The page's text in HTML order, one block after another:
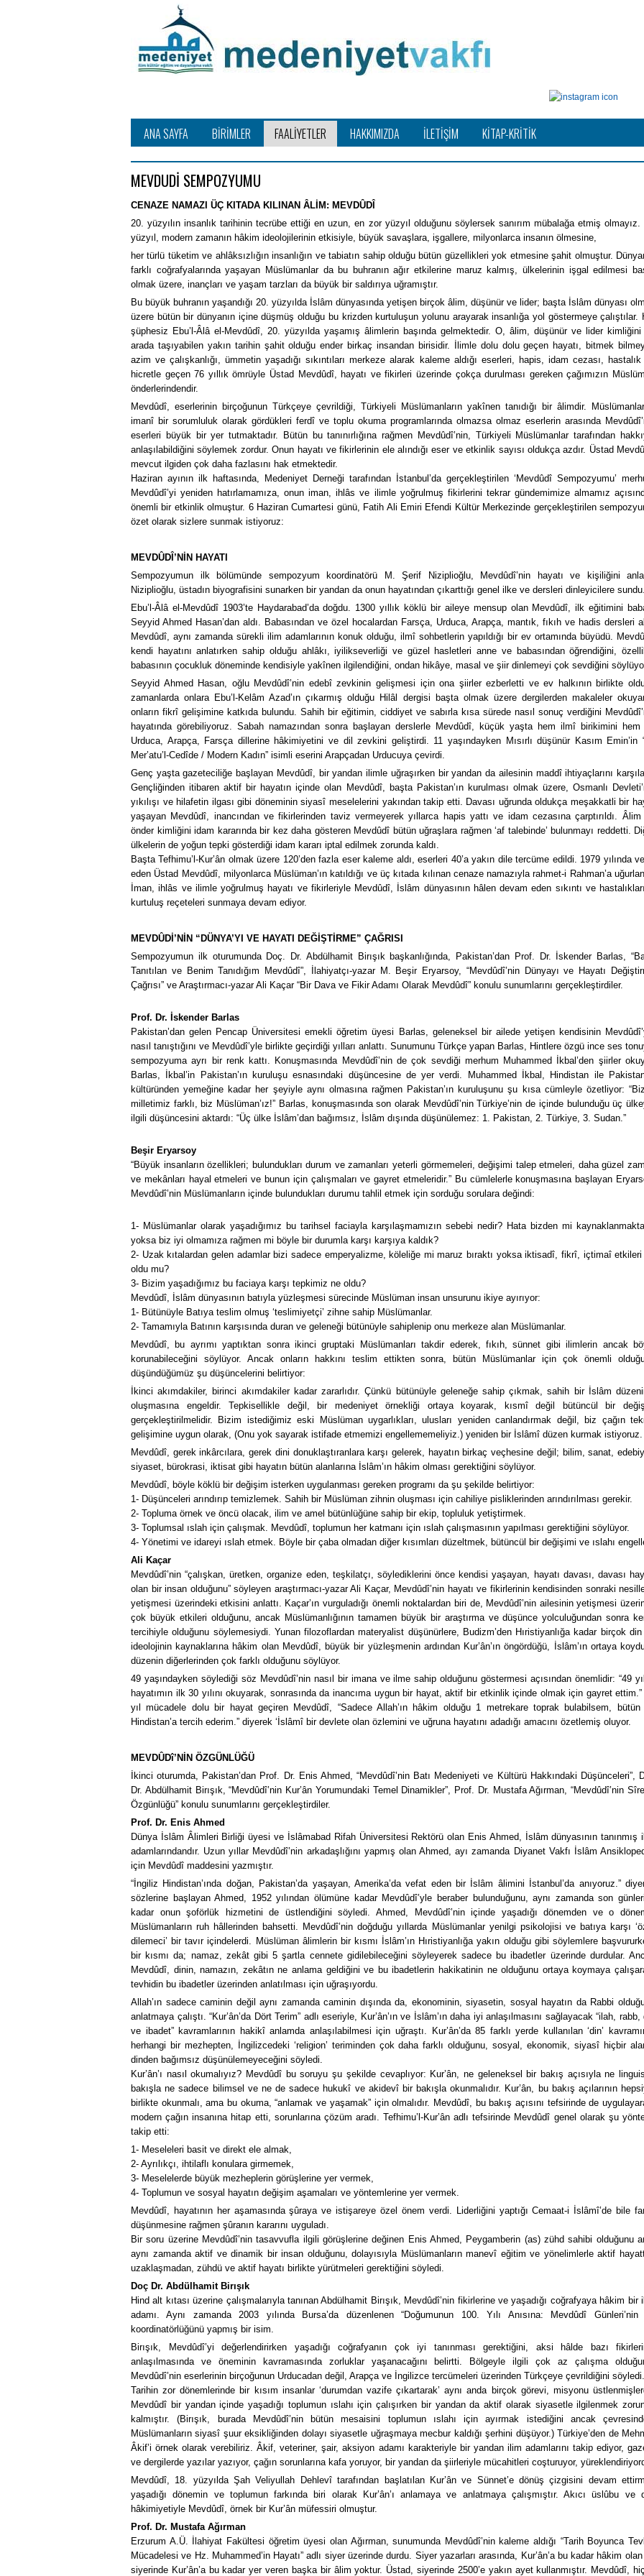
ANA SAYFA BİRİMLER FAALİYETLER HAKKIMIZDA İLETİŞİM KİTAP-KRİTİK
MEVDUDİ SEMPOZYUMU
CENAZE NAMAZI ÜÇ KITADA KILINAN ÂLİM: MEVDÛDÎ
20. yüzyılın insanlık tarihinin tecrübe ettiği en uzun, en zor yüzyıl olduğunu söylersek sanırım mübalağa etmiş olmayız.
yüzyıl, modern zamanın hâkim ideolojilerinin etkisiyle, büyük savaşlara, işgallere, milyonlarca insanın ölmesine,
her türlü tüketim ve ahlâksızlığın insanlığın ve tabiatın sahip olduğu bütün güzellikleri yok etmesine şahit olmuştur.
farklı coğrafyalarında yaşayan Müslümanlar da bu buhranın ağır etkilerine maruz kalmış, ülkelerinin işgal edilmesi
olmak üzere, inançları ve yaşam tarzları da büyük bir saldırıya uğramıştır.
Bu büyük buhranın yaşandığı 20. yüzyılda İslâm dünyasında yetişen birçok âlim, düşünür ve lider; başta İslâm dünyası
üzere bütün bir dünyanın içine düşmüş olduğu bu krizden kurtuluşun yolunu arayarak insanlığa yol göstermeye çalıştılar.
şüphesiz Ebu’l-Âlâ el-Mevdûdî, 20. yüzyılda yaşamış âlimlerin başında gelmektedir. O, âlim, düşünür ve lider kimliğini
arada taşıyabilen yakın tarihin şahit olduğu ender birkaç insandan birisidir. İlimle dolu dolu geçen hayatı, bitmek
azim ve çalışkanlığı, ümmetin yaşadığı sıkıntıları merkeze alarak kaleme aldığı eserleri, hapis, idam cezası,
hicretle geçen 76 yıllık ömrüyle Üstad Mevdûdî, hayatı ve fikirleri üzerinde çokça durulması gereken çağımızın
önderlerindendir.
Mevdûdî, eserlerinin birçoğunun Türkçeye çevrildiği, Türkiyeli Müslümanların yakînen tanıdığı bir âlimdir.
imanî bir sorumluluk olarak gördükleri ferdî ve toplu okuma programlarında olmazsa olmaz eserlerin arasında
eserleri büyük bir yer tutmaktadır. Bütün bu tanınırlığına rağmen Mevdûdî’nin, Türkiyeli Müslümanlar tarafından
anlaşılabildiğini söylemek zordur. Onun hayatı ve fikirlerinin ele alındığı eser ve etkinlik sayısı oldukça azdır. Üstad
mevcut ilgiden çok daha fazlasını hak etmektedir.
Haziran ayının ilk haftasında, Medeniyet Derneği tarafından İstanbul’da gerçekleştirilen ‘Mevdûdî Sempozyumu’
Mevdûdî’yi yeniden hatırlamamıza, onun iman, ihlâs ve ilimle yoğrulmuş fikirlerini tekrar gündemimize almamız
önemli bir etkinlik olmuştur. 6 Haziran Cumartesi günü, Fatih Ali Emiri Efendi Kültür Merkezinde gerçekleştirilen
özet olarak sizlere sunmak istiyoruz:
MEVDÛDÎ’NİN HAYATI
Sempozyumun ilk bölümünde sempozyum koordinatörü M. Şerif Niziplioğlu, Mevdûdî’nin hayatı ve kişiliğini
Niziplioğlu, üstadın biyografisini sunarken bir yandan da onun hayatından çıkarttığı genel ilke ve dersleri dinleyicilere sundu.
Ebu’l-Âlâ el-Mevdûdî 1903’te Haydarabad’da doğdu. 1300 yıllık köklü bir aileye mensup olan Mevdûdî, ilk eğitimini
Seyyid Ahmed Hasan’dan aldı. Babasından ve özel hocalardan Farsça, Urduca, Arapça, mantık, fıkıh ve hadis dersleri
Mevdûdî, aynı zamanda sürekli ilim adamlarının konuk olduğu, ilmî sohbetlerin yapıldığı bir ev ortamında büyüdü.
kendi hayatını anlatırken sahip olduğu ahlâkı, iyilikseverliği ve güzel hasletleri anne ve babasından öğrendiğini,
babasının çocukluk döneminde kendisiyle yakînen ilgilendiğini, ondan hikâye, masal ve şiir dinlemeyi çok sevdiğini
Seyyid Ahmed Hasan, oğlu Mevdûdî’nin edebî zevkinin gelişmesi için ona şiirler ezberletti ve ev halkının birlikte
zamanlarda onlara Ebu’l-Kelâm Azad’ın çıkarmış olduğu Hilâl dergisi başta olmak üzere dergilerden makaleler
onların fikrî gelişimine katkıda bulundu. Sahih bir eğitimin, ciddiyet ve sabırla kısa sürede nasıl sonuç verdiğini
hayatında görebiliyoruz. Sabah namazından sonra başlayan derslerle Mevdûdî, küçük yaşta hem ilmî birikimini hem
Urduca, Arapça, Farsça dillerine hâkimiyetini ve dil zevkini geliştirdi. 11 yaşındayken Mısırlı düşünür Kasım Emin’in
Mer’atu’l-Cedîde / Modern Kadın” isimli eserini Arapçadan Urducuya çevirdi.
Genç yaşta gazeteciliğe başlayan Mevdûdî, bir yandan ilimle uğraşırken bir yandan da ailesinin maddî ihtiyaçlarını
Gençliğinden itibaren aktif bir hayatın içinde olan Mevdûdî, başta Pakistan’ın kurulması olmak üzere, Osmanlı
yıkılışı ve hilafetin ilgası gibi döneminin siyasî meselelerini yakından takip etti. Davası uğrunda oldukça meşakkatli bir
yaşayan Mevdûdî, inancından ve fikirlerinden taviz vermeyerek yıllarca hapis yattı ve idam cezasına çarptırıldı.
önder kimliğini idam kararında bir kez daha gösteren Mevdûdî bütün uğraşlara rağmen ‘af talebinde’ bulunmayı reddetti.
ülkelerin de yoğun tepki gösterdiği idam kararı iptal edilmek zorunda kaldı.
Başta Tefhimu’l-Kur’ân olmak üzere 120’den fazla eser kaleme aldı, eserleri 40’a yakın dile tercüme edildi. 1979 yılında
eden Üstad Mevdûdî, milyonlarca Müslüman’ın katıldığı ve üç kıtada kılınan cenaze namazıyla rahmet-i Rahman’a
İman, ihlâs ve ilimle yoğrulmuş hayatı ve fikirleriyle Mevdûdî, İslâm dünyasının hâlen devam eden sıkıntı ve
kurtuluş reçeteleri sunmaya devam ediyor.
MEVDÛDİ’NİN “DÜNYA’YI VE HAYATI DEĞİŞTİRME” ÇAĞRISI
Sempozyumun ilk oturumunda Doç. Dr. Abdülhamit Birışık başkanlığında, Pakistan’dan Prof. Dr. İskender Barlas,
Tanıtılan ve Benim Tanıdığım Mevdûdî”, İlahiyatçı-yazar M. Beşir Eryarsoy, “Mevdûdî’nin Dünyayı ve Hayatı
Çağrısı” ve Araştırmacı-yazar Ali Kaçar “Bir Dava ve Fikir Adamı Olarak Mevdûdî” konulu sunumlarını gerçekleştirdiler.
Prof. Dr. İskender Barlas
Pakistan’dan gelen Pencap Üniversitesi emekli öğretim üyesi Barlas, geleneksel bir ailede yetişen kendisinin
nasıl tanıştığını ve Mevdûdî’yle birlikte geçirdiği yılları anlattı. Sunumunu Türkçe yapan Barlas, Hintlere özgü ince ses
sempozyuma ayrı bir renk kattı. Konuşmasında Mevdûdî’nin de çok sevdiği merhum Muhammed İkbal’den şiirler
Barlas, İkbal’in Pakistan’ın kuruluşu esnasındaki düşüncesine de yer verdi. Muhammed İkbal, Hindistan ile
kültüründen yemeğine kadar her şeyiyle aynı olmasına rağmen Pakistan’ın kuruluşunu şu kısa cümleyle özetliyor:
milletimiz farklı, biz Müslüman’ız!” Barlas, konuşmasında son olarak Mevdûdî’nin Türkiye’nin de içinde bulunduğu üç
ilgili düşüncesini aktardı: “Üç ülke İslâm’dan bağımsız, İslâm dışında düşünülemez: 1. Pakistan, 2. Türkiye, 3. Sudan.”
Beşir Eryarsoy
“Büyük insanların özellikleri; bulundukları durum ve zamanları yeterli görmemeleri, değişimi talep etmeleri, daha güzel
ve mekânları hayal etmeleri ve bunun için çalışmaları ve gayret etmeleridir.” Bu cümlelerle konuşmasına başlayan
Mevdûdî’nin Müslümanların içinde bulundukları durumu tahlil etmek için sorduğu sorulara değindi:
1- Müslümanlar olarak yaşadığımız bu tarihsel faciayla karşılaşmamızın sebebi nedir? Hata bizden mi
yoksa biz iyi olmamıza rağmen mi böyle bir durumla karşı karşıya kaldık?
2- Uzak kıtalardan gelen adamlar bizi sadece emperyalizme, köleliğe mi maruz bıraktı yoksa iktisadî, fikrî, içtimaî
oldu mu?
3- Bizim yaşadığımız bu faciaya karşı tepkimiz ne oldu?
Mevdûdî, İslâm dünyasının batıyla yüzleşmesi sürecinde Müslüman insan unsurunu ikiye ayırıyor:
1- Bütünüyle Batıya teslim olmuş ‘teslimiyetçi’ zihne sahip Müslümanlar.
2- Tamamıyla Batının karşısında duran ve geleneği bütünüyle sahiplenip onu merkeze alan Müslümanlar.
Mevdûdî, bu ayrımı yaptıktan sonra ikinci gruptaki Müslümanları takdir ederek, fıkıh, sünnet gibi ilimlerin ancak
korunabileceğini söylüyor. Ancak onların hakkını teslim ettikten sonra, bütün Müslümanlar için çok önemli
düşündüğümüz şu düşüncelerini belirtiyor:
İkinci akımdakiler, birinci akımdakiler kadar zararlıdır. Çünkü bütünüyle geleneğe sahip çıkmak, sahih bir İslâm
oluşmasına engeldir. Tepkisellikle değil, bir medeniyet örnekliği ortaya koyarak, kısmî değil bütüncül bir
gerçekleştirilmelidir. Bizim istediğimiz eski Müslüman uygarlıkları, ulusları yeniden canlandırmak değil, biz çağın
gelişimine uygun olarak, (Onu yok sayarak istifade etmemizi engellememeliyiz.) yeniden bir İslâmî düzen kurmak istiyoruz.
Mevdûdî, gerek inkârcılara, gerek dini donuklaştıranlara karşı gelerek, hayatın birkaç veçhesine değil; bilim, sanat,
siyaset, bürokrasi, iktisat gibi hayatın bütün alanlarına İslâm’ın hâkim olması gerektiğini söylüyor.
Mevdûdî, böyle köklü bir değişim isterken uygulanması gereken programı da şu şekilde belirtiyor:
1- Düşünceleri arındırıp temizlemek. Sahih bir Müslüman zihnin oluşması için cahiliye pisliklerinden arındırılması gerekir.
2- Topluma örnek ve öncü olacak, ilim ve amel bütünlüğüne sahip bir ekip, topluluk yetiştirmek.
3- Toplumsal ıslah için çalışmak. Mevdûdî, toplumun her katmanı için ıslah çalışmasının yapılması gerektiğini söylüyor.
4- Yönetimi ve idareyi ıslah etmek. Böyle bir çaba olmadan diğer kısımları düzeltmek, bütüncül bir değişimi ve ıslahı
Ali Kaçar
Mevdûdî’nin “çalışkan, üretken, organize eden, teşkilatçı, söylediklerini önce kendisi yaşayan, hayatı davası, davası
olan bir insan olduğunu” söyleyen araştırmacı-yazar Ali Kaçar, Mevdûdî’nin hayatı ve fikirlerinin kendisinden sonraki
yetişmesi üzerindeki etkisini anlattı. Kaçar’ın vurguladığı önemli noktalardan biri de, Mevdûdî’nin ailesinin yetişmesi
çok büyük etkileri olduğunu, ancak Müslümanlığının tamamen büyük bir araştırma ve düşünce yolculuğundan sonra
tercihiyle olduğunu söylemesiydi. Yunan filozoflardan materyalist düşünürlere, Budizm’den Hıristiyanlığa kadar birçok
ideolojinin kaynaklarına hâkim olan Mevdûdî, büyük bir yüzleşmenin ardından Kur’ân’ın öngördüğü, İslâm’ın ortaya
düzenin diğerlerinden çok farklı olduğunu söylüyor.
49 yaşındayken söylediği söz Mevdûdî’nin nasıl bir imana ve ilme sahip olduğunu göstermesi açısından önemlidir: “49
hayatımın ilk 30 yılını okuyarak, sonrasında da inancıma uygun bir hayat, aktif bir etkinlik içinde olmak için gayret
yıl mücadele dolu bir hayat geçiren Mevdûdî, “Sadece Allah’ın hâkim olduğu 1 metrekare toprak bulabilsem, bütün
Hindistan’a tercih ederim.” diyerek ‘İslâmî bir devlete olan özlemini ve uğruna hayatını adadığı amacını özetlemiş oluyor.
MEVDÛDî’NİN ÖZGÜNLÜĞÜ
İkinci oturumda, Pakistan’dan Prof. Dr. Enis Ahmed, “Mevdûdî’nin Batı Medeniyeti ve Kültürü Hakkındaki Düşünceleri”,
Dr. Abdülhamit Birışık, “Mevdûdî’nin Kur’ân Yorumundaki Temel Dinamikler”, Prof. Dr. Mustafa Ağırman, “Mevdûdî’nin
Özgünlüğü” konulu sunumlarını gerçekleştirdiler.
Prof. Dr. Enis Ahmed
Dünya İslâm Âlimleri Birliği üyesi ve İslâmabad Rifah Üniversitesi Rektörü olan Enis Ahmed, İslâm dünyasının tanınmış
adamlarındandır. Uzun yıllar Mevdûdî’nin arkadaşlığını yapmış olan Ahmed, ayı zamanda Diyanet Vakfı İslâm
için Mevdûdî maddesini yazmıştır.
“İngiliz Hindistan’ında doğan, Pakistan’da yaşayan, Amerika’da vefat eden bir İslâm âlimini İstanbul’da anıyoruz.”
sözlerine başlayan Ahmed, 1952 yılından ölümüne kadar Mevdûdî’yle beraber bulunduğunu, aynı zamanda son
kadar onun şoförlük hizmetini de üstlendiğini söyledi. Ahmed, Mevdûdî’nin içinde yaşadığı dönemden ve o
Müslümanların ruh hâllerinden bahsetti. Mevdûdî’nin doğduğu yıllarda Müslümanlar yenilgi psikolojisi ve batıya karşı
dilemeci’ bir tavır içindelerdi. Müslüman âlimlerin bir kısmı İslâm’ın Hıristiyanlığa yakın olduğu gibi söylemlere
bir kısmı da; namaz, zekât gibi 5 şartla cennete gidilebileceğini söyleyerek sadece bu ibadetler üzerinde durdular.
Mevdûdî, dinin, namazın, zekâtın ne anlama geldiğini ve bu ibadetlerin hakikatinin ne olduğunu ortaya koymaya
tevhidin bu ibadetler üzerinden anlatılması için uğraşıyordu.
Allah’ın sadece caminin değil aynı zamanda caminin dışında da, ekonominin, siyasetin, sosyal hayatın da Rabbi
anlatmaya çalıştı. “Kur’ân’da Dört Terim” adlı eseriyle, Kur’ân’ın ve İslâm’ın daha iyi anlaşılmasını sağlayacak “ilah, rabb,
ve ibadet” kavramlarının hakikî anlamda anlaşılabilmesi için uğraştı. Kur’ân’da 85 farklı yerde kullanılan ‘din’
herhangi bir mezhepten, İngilizcedeki ‘religion’ teriminden çok daha farklı olduğunu, sosyal, ekonomik, siyasî hiçbir
dinden bağımsız düşünülemeyeceğini söyledi.
Kur’ân’ı nasıl okumalıyız? Mevdûdî bu soruyu şu şekilde cevaplıyor: Kur’ân, ne geleneksel bir bakış açısıyla ne
bakışla ne sadece bilimsel ve ne de sadece hukukî ve akidevî bir bakışla okunmalıdır. Kur’ân, bu bakış açılarının
birlikte okunmalı, ama bu okuma, “anlamak ve yaşamak” için olmalıdır. Mevdûdî, bu bakış açısını tefsirinde de
modern çağın insanına hitap etti, sorunlarına çözüm aradı. Tefhimu’l-Kur’ân adlı tefsirinde Mevdûdî genel olarak şu
takip etti:
1- Meseleleri basit ve direkt ele almak,
2- Ayrılıkçı, ihtilaflı konulara girmemek,
3- Meselelerde büyük mezheplerin görüşlerine yer vermek,
4- Toplumun ve sosyal hayatın değişim aşamaları ve yöntemlerine yer vermek.
Mevdûdî, hayatının her aşamasında şûraya ve istişareye özel önem verdi. Liderliğini yaptığı Cemaat-i İslâmî’de bile
düşünmesine rağmen şûranın kararını uyguladı.
Bir soru üzerine Mevdûdî’nin tasavvufla ilgili görüşlerine değinen Enis Ahmed, Peygamberin (as) zühd sahibi olduğunu
aynı zamanda aktif ve dinamik bir insan olduğunu, dolayısıyla Müslümanların manevî eğitim ve yönelimlerle aktif
uzaklaşmadan, zühdü ve aktif hayatı birlikte yürütmeleri gerektiğini söyledi.
Doç Dr. Abdülhamit Birışık
Hind alt kıtası üzerine çalışmalarıyla tanınan Abdülhamit Birışık, Mevdûdî’nin fikirlerine ve yaşadığı coğrafyaya hâkim bir
adamı. Aynı zamanda 2003 yılında Bursa’da düzenlenen “Doğumunun 100. Yılı Anısına: Mevdûdî Günleri’nin
koordinatörlüğünü yapmış bir isim.
Birışık, Mevdûdî’yi değerlendirirken yaşadığı coğrafyanın çok iyi tanınması gerektiğini, aksi hâlde bazı
anlaşılmasında ve öneminin kavramasında zorluklar yaşanacağını belirtti. Bölgeyle ilgili çok az çalışma
Mevdûdî’nin eserlerinin birçoğunun Urducadan değil, Arapça ve İngilizce tercümeleri üzerinden Türkçeye çevrildiğini söyledi.
Tarihin zor dönemlerinde bir kısım insanlar ‘durumdan vazife çıkartarak’ aynı anda birçok görevi, misyonu
Mevdûdî bir yandan içinde yaşadığı toplumun ıslahı için çalışırken bir yandan da aktif olarak siyasetle ilgilenmek
kalmıştır. (Birışık, burada Mevdûdî’nin bütün mesaisini toplumun ıslahı için ayırmak istediğini ancak
Müslümanların siyasî şuur eksikliğinden dolayı siyasetle uğraşmaya mecbur kaldığı şerhini düşüyor.) Türkiye’den de
Âkif’i örnek olarak verebiliriz. Âkif, veteriner, şair, aksiyon adamı karakteriyle bir yandan ilim adamlarını takip ediyor,
ve dergilerde yazılar yazıyor, çağın sorunlarına kafa yoruyor, bir yandan da şiirleriyle mücahitleri coşturuyor,
Mevdûdî, 18. yüzyılda Şah Veliyullah Dehlevî tarafından başlatılan Kur’ân ve Sünnet’e dönüş çizgisini devam
yaşadığı dönemin ve toplumun farkında biri olarak Kur’ân’ı anlamaya ve anlatmaya çalışmıştır. Akıcı üslûbu ve
hâkimiyetiyle Mevdûdî, örnek bir Kur’ân müfessiri olmuştur.
Prof. Dr. Mustafa Ağırman
Erzurum A.Ü. İlahiyat Fakültesi öğretim üyesi olan Ağırman, sunumunda Mevdûdî’nin kaleme aldığı “Tarih Boyunca
Mücadelesi ve Hz. Muhammed’in Hayatı” adlı siyer üzerinde durdu. Siyer yazarları arasında, Kur’ân’a bu kadar hâkim
siyerinde Kur’ân’a bu kadar yer veren başka bir âlim yoktur. Üstad, siyerinde 2500’e yakın ayet kullanmıştır. Mevdûdî,